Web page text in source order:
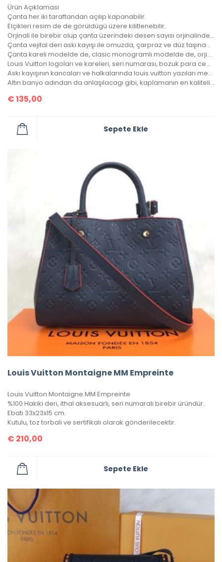
Ürün Açıklaması
Çanta her iki taraftandan açılıp kapanabilir.
Elçikleri resim de de görüldügü üzere kilitlenebilir.
Orjinali ile birebir olup çanta üzerindeki desen sayısı orjinalinde ki ile aynıdır.
Çanta vejital deri askı kayışı ile omuzda, çarpraz ve düz taşınabilir.
Çanta kareli modelde de, clasic monogramlı modelde de, orjinalinde ki kare sayısı ile çantamızdaki kare sayıları eşittir.
Louıs Vuitton logoları ve kareleri, seri numarası, bozuk para cebi ile birebir aynıdır.
Askı kayışının kancaları ve halkalarında louis vuitton yazıları mevcuttur ve metal aksamları altın banyodur.
Altın banyo adından da anlaşılacagı gibi, kaplamanın en kaliteli olanıdır. Ömürlüktür, kararma yapmaz.
€135,00
Sepete Ekle
Louis Vuitton Montaigne MM Empreinte
Louis Vuitton Montaigne MM Empreinte
%100 Hakiki deri, ithal aksesuarlı, seri numaralı birebir üründür.
Ebatı 33x23x15 cm.
Kutulu, toz torbalı ve sertifikalı olarak gönderilecektir.
€ 210,00
Sepete Ekle